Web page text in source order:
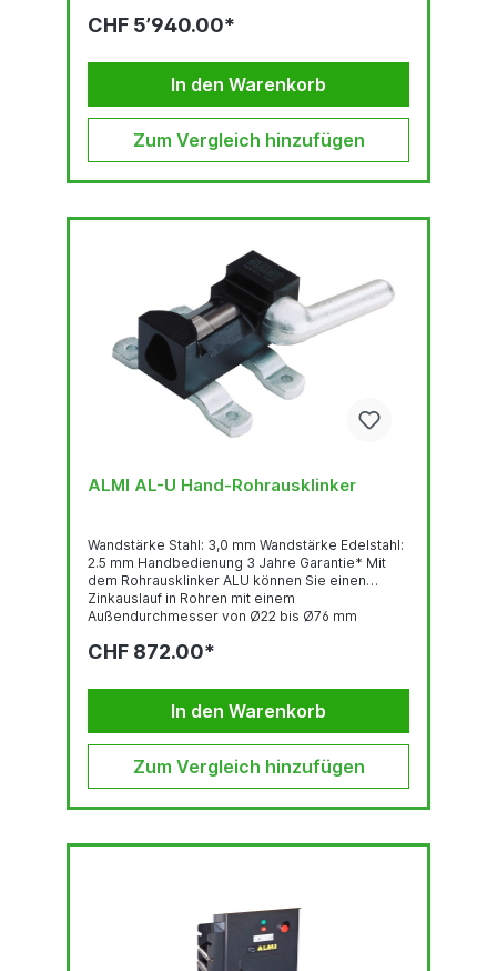
CHF 5’940.00*
In den Warenkorb
Zum Vergleich hinzufügen
ALMI AL-U Hand-Rohrausklinker
Wandstärke Stahl: 3,0 mm Wandstärke Edelstahl:
2.5 mm Handbedienung 3 Jahre Garantie* Mit
dem Rohrausklinker ALU können Sie einen
Zinkauslauf in Rohren mit einem
Außendurchmesser von Ø22 bis Ø76 mm
hohe Produktivität sind ALMI-Rohrausklinker
Rohrausklinker sind zum Ausschneiden von
Entlüftungsschlitzen aus runden und
rechteckigen Metallrohren ab 22 mm
Wanddicke...
CHF 872.00*
In den Warenkorb
Zum Vergleich hinzufügen